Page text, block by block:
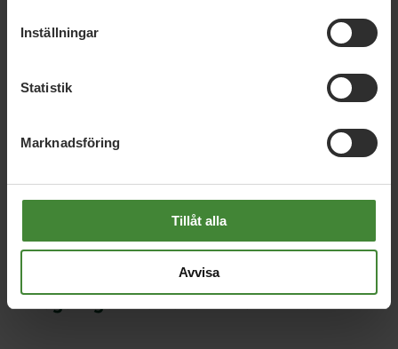
Inställningar
Statistik
Marknadsföring
Tillåt alla
Avvisa
Förbjud greenwashing och stärk
Regeringen måste ta striden för vår natur